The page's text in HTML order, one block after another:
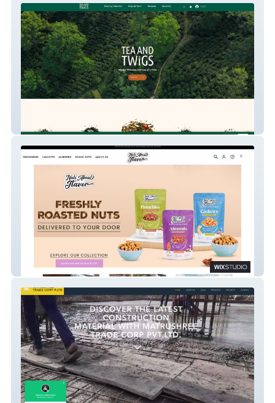
Tea And Twigs India
NutsAboutFlavor